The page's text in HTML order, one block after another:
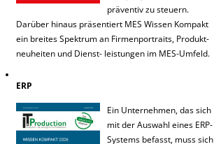
präventiv zu steuern.
Darüber hinaus präsentiert MES Wissen Kompakt
ein breites Spektrum an Firmenportraits, Produkt-
neuheiten und Dienst- leistungen im MES-Umfeld.
ERP
Ein Unternehmen, das sich
mit der Auswahl eines ERP-
Systems befasst, muss sich